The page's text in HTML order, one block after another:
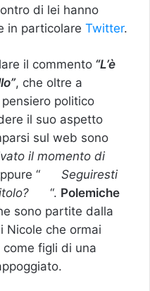
di lei hanno
in particolare Twitter.
il commento “L’è
, che oltre a
politico
il suo aspetto
sul web sono
il momento di
“
Seguiresti
“. Polemiche
sono partite dalla
Nicole che ormai
figli di una